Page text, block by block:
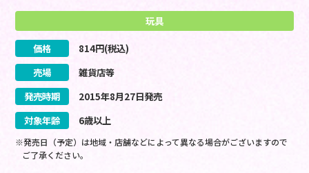
玩具
価格 814円(税込)
売場
雑貨店等
発売時期
2015年8月27日発売
対象年齢
6歳以上
※発売日（予定）は地域・店舗などによって異なる場合がございますので
ご了承ください。